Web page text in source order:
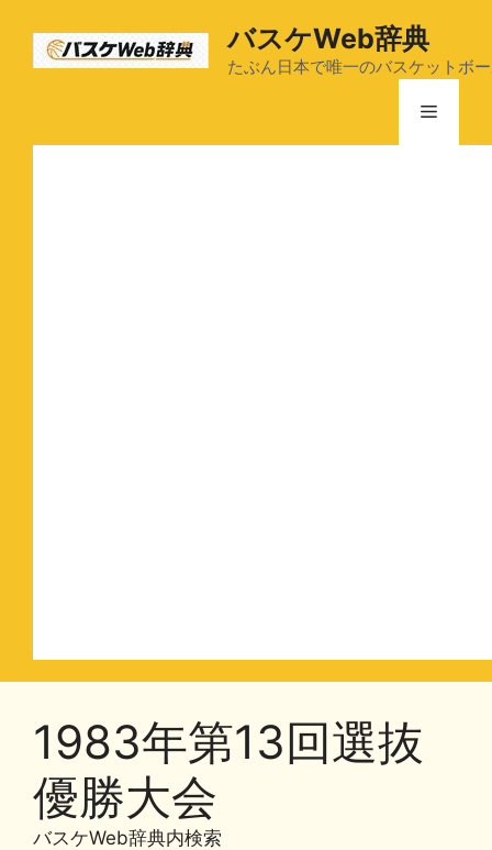
バスケWeb辞典
たぶん日本で唯一のバスケットボ
メ
1983年第13回選抜
優勝大会
バスケWeb辞典内検索